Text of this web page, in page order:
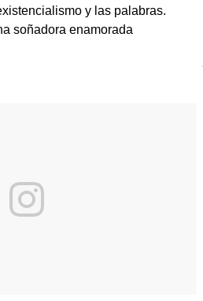
y las palabras.
soñadora enamorada